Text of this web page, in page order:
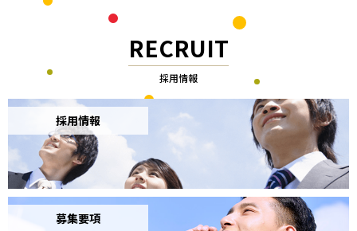
RECRUIT
採用情報
採用情報
募集要項